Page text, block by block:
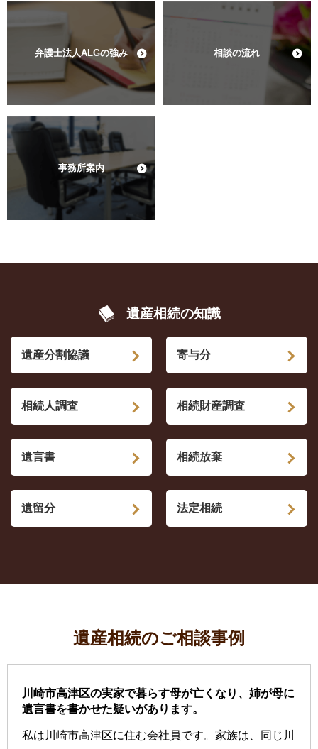
弁護士法人ALGの強み 相談の流れ
事務所案内
遺産相続の知識
遺産分割協議 寄与分
相続人調査 相続財産調査
遺言書 相続放棄
遺留分 法定相続
遺産相続のご相談事例
川崎市高津区の実家で暮らす母が亡くなり、姉が母に
遺言書を書かせた疑いがあります。
私は川崎市高津区に住む会社員です。家族は、同じ川